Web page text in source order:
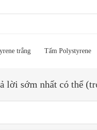
trắng Tấm Polystyrene
lời sớm nhất có thể